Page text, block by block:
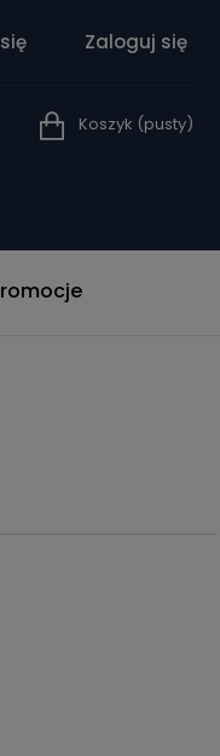
Zaloguj się
Koszyk (pusty)